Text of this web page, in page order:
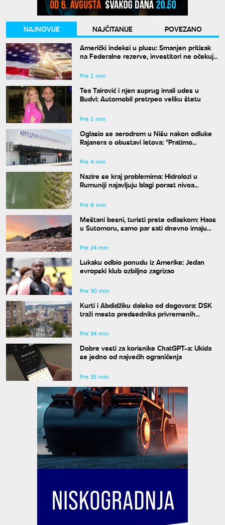
NAJNOVIJE NAJČITANIJE
POVEZANO
Američki indeksi u plusu: Smanjen pritisak
na Federalne rezerve, investitori ne očekuju
Pre 2 min
Tea Tairović i njen suprug imali udes u
Budvi: Automobil pretrpeo veliku štetu
Pre 2 min
Oglasio se aerodrom u Nišu nakon odluke
Rajanera o obustavi letova: "Pratimo
Pre 4 min
Nazire se kraj problemima: Hidrolozi u
Rumuniji najavljuju blagi porast nivoa
Pre 8 min
Meštani besni, turisti prete odlaskom: Haos
u Sutomoru, samo par sati dnevno imaju
Pre 24 min
Lukaku odbio ponudu iz Amerike: Jedan
evropski klub ozbiljno zagrizao
Pre 30 min
Kurti i Abdidžiku daleko od dogovora: DSK
traži mesto predsednika privremenih
Pre 34 min
Dobre vesti za korisnike ChatGPT-a: Ukida
se jedno od najvećih ograničenja
Pre 35 min